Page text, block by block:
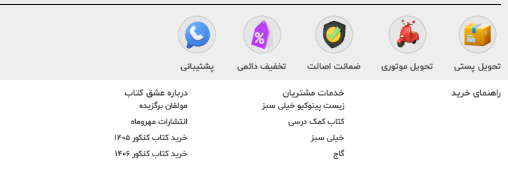
تحویل پستی تحویل موتوری ضمانت اصالت تخفیف دائمی پشتیبانی
راهنمای خرید خدمات مشتریان
زیست پینوکیو خیلی سبز
کتاب کمک درسی
خیلی سبز
گاج
درباره عشق کتاب
مولفان برگزیده
انتشارات مهروماه
خرید کتاب کنکور 1405
خرید کتاب کنکور 1406